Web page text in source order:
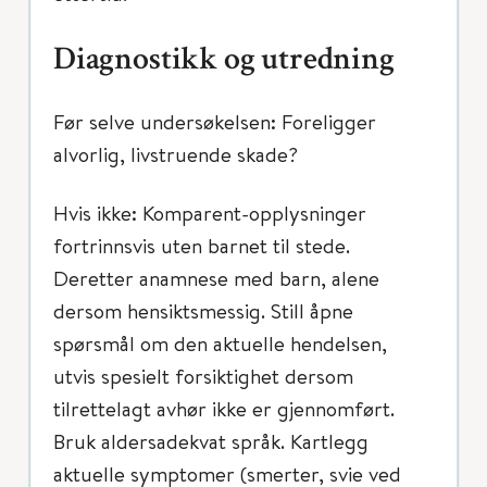
Diagnostikk og utredning
Før selve undersøkelsen: Foreligger
alvorlig, livstruende skade?
Hvis ikke: Komparent-opplysninger
fortrinnsvis uten barnet til stede.
Deretter anamnese med barn, alene
dersom hensiktsmessig. Still åpne
spørsmål om den aktuelle hendelsen,
utvis spesielt forsiktighet dersom
tilrettelagt avhør ikke er gjennomført.
Bruk aldersadekvat språk. Kartlegg
aktuelle symptomer (smerter, svie ved